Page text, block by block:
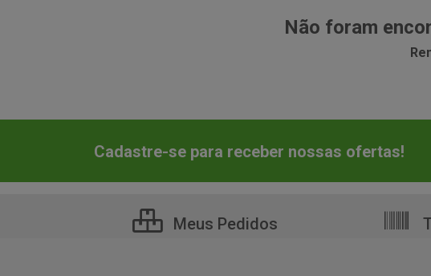
Não foram
Cadastre-se para receber nossas ofertas!
Meus Pedidos